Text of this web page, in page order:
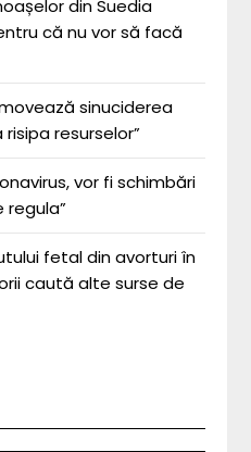
din Suedia
că nu vor să facă
sinuciderea
resurselor”
vor fi schimbări
fetal din avorturi în
caută alte surse de